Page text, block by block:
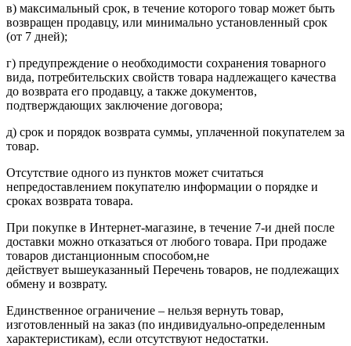
в) максимальный срок, в течение которого товар может быть
возвращен продавцу, или минимально установленный срок
(от 7 дней);
г) предупреждение о необходимости сохранения товарного
вида, потребительских свойств товара надлежащего качества
до возврата его продавцу, а также документов,
подтверждающих заключение договора;
д) срок и порядок возврата суммы, уплаченной покупателем за
товар.
Отсутствие одного из пунктов может считаться
непредоставлением покупателю информации о порядке и
сроках возврата товара.
При покупке в Интернет-магазине, в течение 7-и дней после
доставки можно отказаться от любого товара. При продаже
товаров дистанционным способом,не
действует вышеуказанный Перечень товаров, не подлежащих
обмену и возврату.
Единственное ограничение – нельзя вернуть товар,
изготовленный на заказ (по индивидуально-определенным
характеристикам), если отсутствуют недостатки.